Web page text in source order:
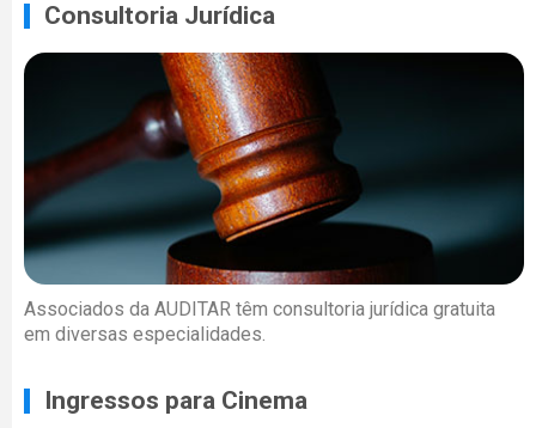
Consultoria Jurídica
Associados da AUDITAR têm consultoria jurídica gratuita
em diversas especialidades.
Ingressos para Cinema